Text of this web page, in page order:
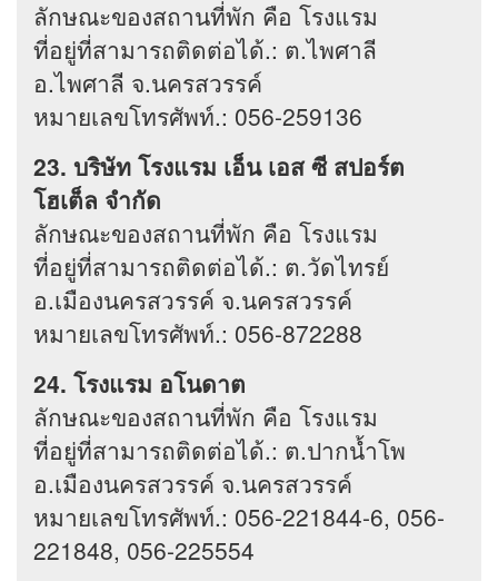
ลักษณะของสถานที่พัก คือ โรงแรม
ที่อยู่ที่สามารถติดต่อได้.: ต.ไพศาลี
อ.ไพศาลี จ.นครสวรรค์
หมายเลขโทรศัพท์.: 056-259136
23. บริษัท โรงแรม เอ็น เอส ซี สปอร์ต
โฮเต็ล จำกัด
ลักษณะของสถานที่พัก คือ โรงแรม
ที่อยู่ที่สามารถติดต่อได้.: ต.วัดไทรย์
อ.เมืองนครสวรรค์ จ.นครสวรรค์
หมายเลขโทรศัพท์.: 056-872288
24. โรงแรม อโนดาต
ลักษณะของสถานที่พัก คือ โรงแรม
ที่อยู่ที่สามารถติดต่อได้.: ต.ปากน้ำโพ
อ.เมืองนครสวรรค์ จ.นครสวรรค์
หมายเลขโทรศัพท์.: 056-221844-6, 056-
221848, 056-225554